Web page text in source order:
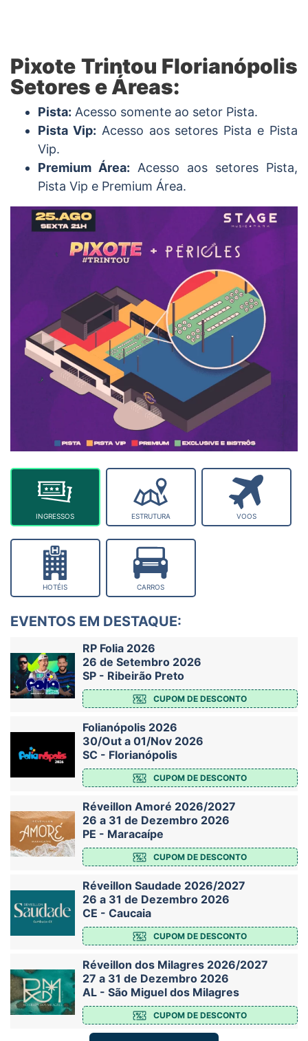
Pixote Trintou Florianópolis
Setores e Áreas:
Pista: Acesso somente ao setor Pista.
Pista Vip: Acesso aos setores Pista e Pista
Vip.
Premium Área: Acesso aos setores Pista,
Pista Vip e Premium Área.
INGRESSOS ESTRUTURA VOOS
HOTÉIS CARROS
EVENTOS EM DESTAQUE:
RP Folia 2026
26 de Setembro 2026
SP - Ribeirão Preto
CUPOM DE DESCONTO
Folianópolis 2026
30/Out a 01/Nov 2026
SC - Florianópolis
CUPOM DE DESCONTO
Réveillon Amoré 2026/2027
26 a 31 de Dezembro 2026
PE - Maracaípe
CUPOM DE DESCONTO
Réveillon Saudade 2026/2027
26 a 31 de Dezembro 2026
CE - Caucaia
CUPOM DE DESCONTO
Réveillon dos Milagres 2026/2027
27 a 31 de Dezembro 2026
AL - São Miguel dos Milagres
CUPOM DE DESCONTO